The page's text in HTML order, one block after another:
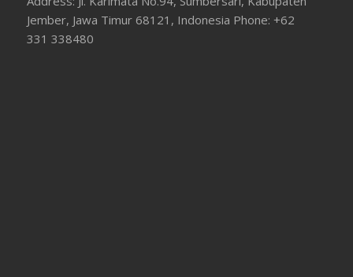
Jember, Jawa Timur 68121, Indonesia Phone: +62
331 338480